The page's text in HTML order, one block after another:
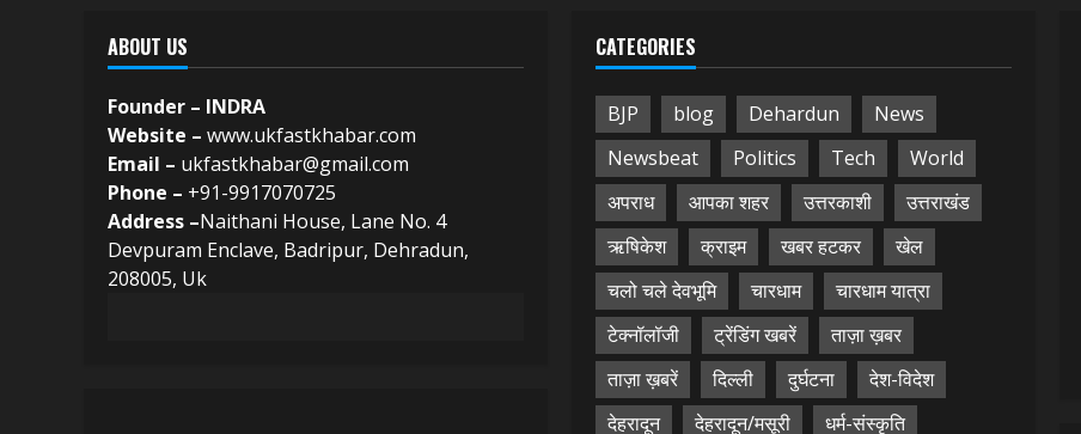
ABOUT US
Founder – INDRA
Website – www.ukfastkhabar.com
Email – ukfastkhabar@gmail.com
Phone – +91-9917070725
Address –Naithani House, Lane No. 4
Devpuram Enclave, Badripur, Dehradun,
208005, Uk
CATEGORIES
BJP blog Dehardun
News
Newsbeat
Politics Tech
World
अपराध
आपका शहर उत्तरकाशी
उत्तराखंड
ऋषिकेश
क्राइम खबर हटकर
खेल
चलो चले देवभूमि
चारधाम
चारधाम यात्रा
टेक्नॉलॉजी
ट्रेंडिंग खबरें
ताज़ा ख़बर
ताज़ा ख़बरें
दिल्ली दुर्घटना
देश-विदेश
देहरादून
देहरादून/मसूरी
धर्म-संस्कृति